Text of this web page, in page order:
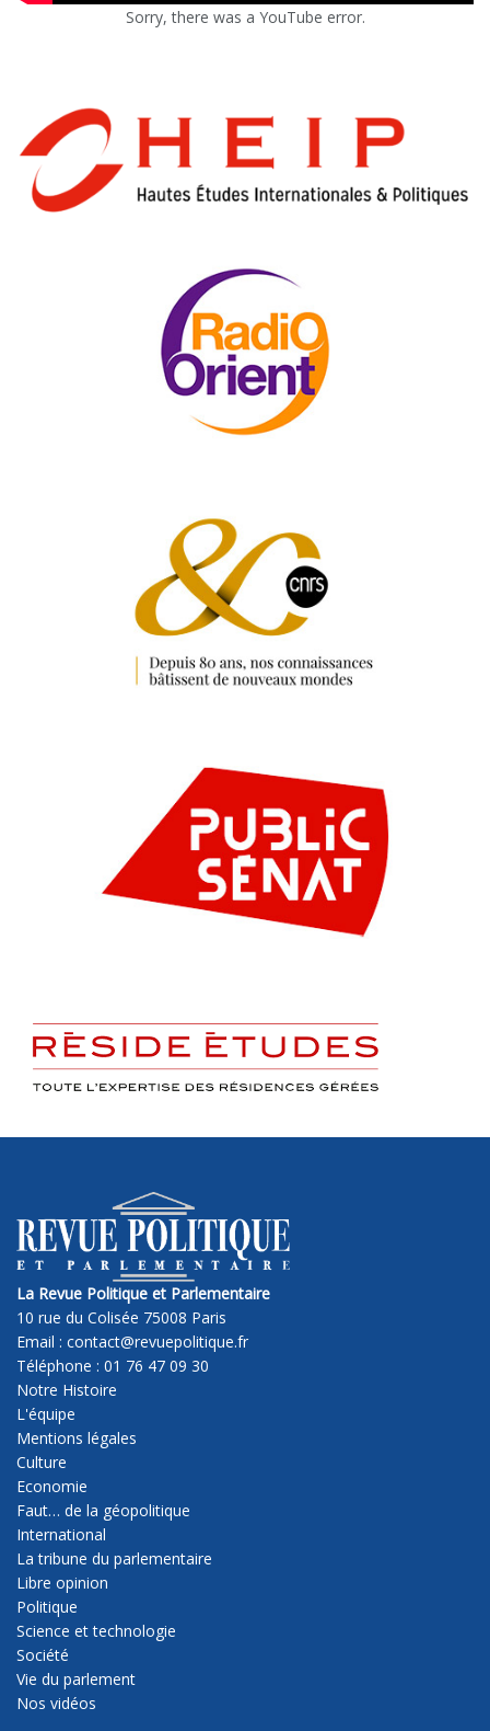
Sorry, there was a YouTube error.
La Revue Politique et Parlementaire
10 rue du Colisée 75008 Paris
Email : contact@revuepolitique.fr
Téléphone : 01 76 47 09 30
Notre Histoire
L'équipe
Mentions légales
Culture
Economie
Faut… de la géopolitique
International
La tribune du parlementaire
Libre opinion
Politique
Science et technologie
Société
Vie du parlement
Nos vidéos